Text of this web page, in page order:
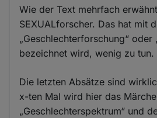
Wie der Text mehrfach
SEXUALforscher. Das hat mit
„Geschlechterforschung“ oder
bezeichnet wird, wenig zu tun.
Die letzten Absätze sind
x-ten Mal wird hier das
„Geschlechterspektrum“ und